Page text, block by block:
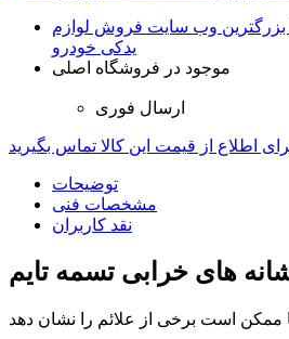
وب سایت فروش لوازم
یدکی خودرو
موجود در فروشگاه اصلی
ارسال فوری
اطلاع از قیمت این کالا تماس بگیرید
توضیحات
مشخصات فنی
نقد کاربران
های خرابی تسمه تایم